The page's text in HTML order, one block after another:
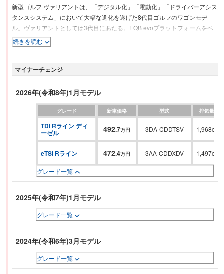
新型ゴルフ ヴァリアントは、「デジタル化」「電動化」「ドライバーアシス
タンスシステム」において大幅な進化を遂げた8代目ゴルフのワゴンモデ
ル。ヴァリアントとしては3代目にあたる。EQB evoプラットフォームをベ
ースとするボディは、先代より全長を65mm延長した結果、後席の最大レッ
グルームが903mmから941mmに増加するとともに、ラゲッジ容量は22L拡
ブリッドシステムを搭載した1.0Lと1.5Lと、2.0Lディーゼルターボ。室内
タークラスター“Digital Cockpit Pro”を標準装備。運転支援に同一車線内全車
速運転支援システム“Travel Assist”を搭載するほか、安全装備にもクラスを超
えたドライバーアシスタンスシステムを数多く装備する。
続きを読む
マイナーチェンジ
2026年(令和8年)1月モデル
グレード 新車価格 型式 排気量
TDI Rライン ディ
ーゼル 492.7万円 3DA-CDDTSV 1,968cc
eTSI Rライン 472.4万円 3AA-CDDXDV 1,497cc
グレード一覧
2025年(令和7年)1月モデル
グレード一覧
2024年(令和6年)3月モデル
グレード一覧